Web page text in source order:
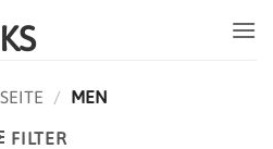
/ MEN
FILTER